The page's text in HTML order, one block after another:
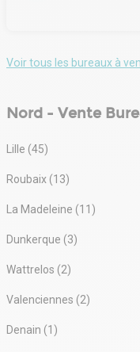
Voir tous les bureaux à
Nord - Vente
Lille (45)
Roubaix (13)
La Madeleine (11)
Dunkerque (3)
Wattrelos (2)
Valenciennes (2)
Denain (1)